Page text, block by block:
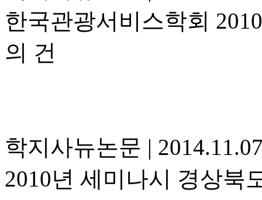
한국관광서비스학회
의 건
학지사뉴논문 |
2010년 세미나시 경상북